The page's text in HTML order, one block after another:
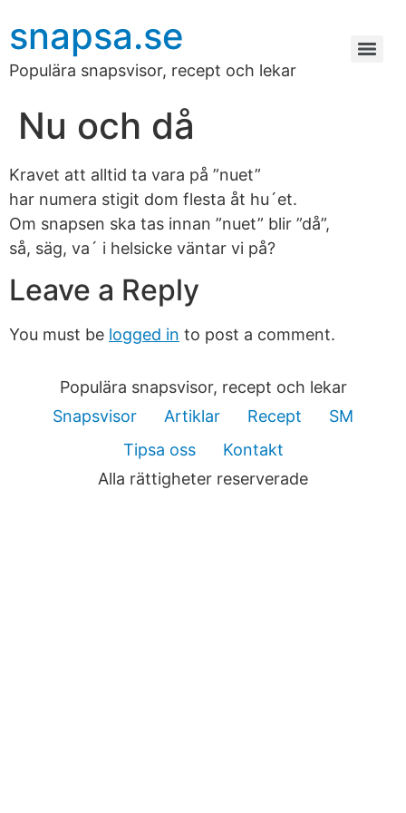
snapsa.se
Populära snapsvisor, recept och lekar
Nu och då
Kravet att alltid ta vara på ”nuet”
har numera stigit dom flesta åt hu´et.
Om snapsen ska tas innan ”nuet” blir ”då”,
så, säg, va´ i helsicke väntar vi på?
Leave a Reply
You must be logged in to post a comment.
Populära snapsvisor, recept och lekar
Snapsvisor
Artiklar Recept
SM
Tipsa oss
Kontakt
Alla rättigheter reserverade